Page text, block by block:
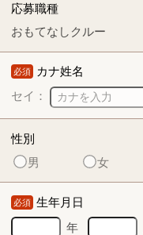
応募職種
おもてなしクルー
必須 カナ姓名
セイ：
性別
男
女
必須 生年月日
年